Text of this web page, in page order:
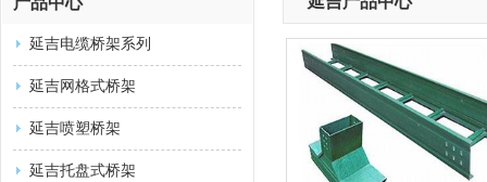
延吉电缆桥架系列
延吉网格式桥架
延吉喷塑桥架
延吉托盘式桥架